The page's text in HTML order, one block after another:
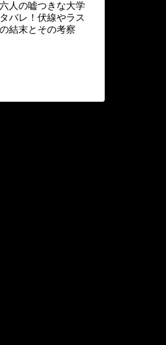
人の嘘つきな大学
バレ！伏線やラス
結末とその考察